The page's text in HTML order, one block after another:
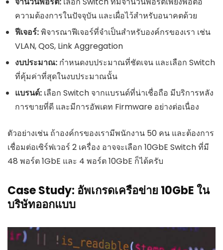
ความต้องการในปัจจุบัน และเผื่อไว้สำหรับอนาคตด้วย
ฟีเจอร์:พิจารณาฟีเจอร์ที่จำเป็นสำหรับองค์กรของเรา เช่น
VLAN, QoS, Link Aggregation
งบประมาณ: กำหนดงบประมาณที่ชัดเจน และเลือก Switch
ที่คุ้มค่าที่สุดในงบประมาณนั้น
แบรนด์: เลือก Switch จากแบรนด์ที่น่าเชื่อถือ มีบริการหลัง
การขายที่ดี และมีการอัพเดท Firmware อย่างต่อเนื่อง
ตัวอย่างเช่น ถ้าองค์กรของเรามีพนักงาน 50 คน และต้องการ
เชื่อมต่อเซิร์ฟเวอร์ 2 เครื่อง อาจจะเลือก 10GbE Switch ที่มี
48 พอร์ต 1GbE และ 4 พอร์ต 10GbE ก็ได้ครับ
Case Study: อัพเกรดเครือข่าย 10GbE ใน
บริษัทออกแบบ